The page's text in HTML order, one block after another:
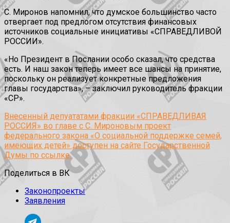
С. Миронов напомнил, что думское большинство часто
отвергает под предлогом отсутствия финансовых
источников социальные инициативы «СПРАВЕДЛИВОЙ
РОССИИ».
«Но Президент в Послании особо сказал, что средства
есть. И наш закон теперь имеет все шансы на принятие,
поскольку он реализует конкретные предложения
главы государства», – заключил руководитель фракции
«СР».
Внесенный депуататами фракции «СПРАВЕДЛИВАЯ
РОССИЯ» во главе с С. Мироновым проект
федерального закона «О социальной поддержке семей,
имеющих детей» доступен на сайте Государственной
Думы по ссылке.
Поделиться в ВК
Законопроекты
Заявления